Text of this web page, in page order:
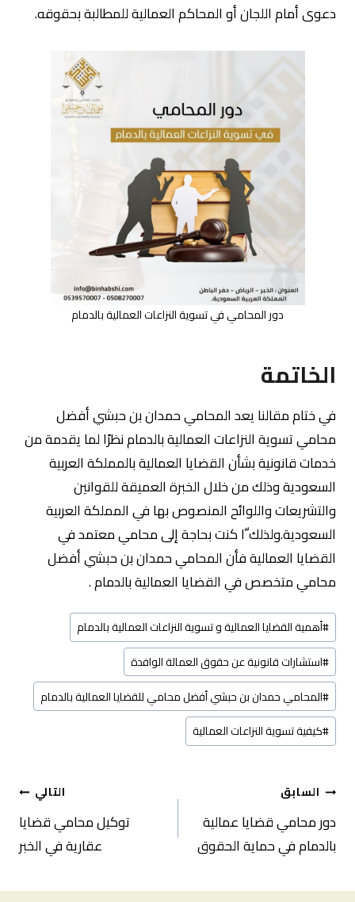
دعوى أمام اللجان أو المحاكم العمالية للمطالبة بحقوقه.
دور المحامي في تسوية النزاعات العمالية بالدمام
الخاتمة
في ختام مقالنا يعد المحامي حمدان بن حبشي أفضل
محامي تسوية النزاعات العمالية بالدمام نظرًا لما يقدمة من
خدمات قانونية بشأن القضايا العمالية بالمملكة العربية
السعودية وذلك من خلال الخبرة العميقة للقوانين
والتشريعات واللوائح المنصوص بها في المملكة العربية
السعودية.ولذلك ّا كنت بحاجة إلى محامي معتمد في
القضايا العمالية فأن المحامي حمدان بن حبشي أفضل
محامي متخصص في القضايا العمالية بالدمام .
وسوم
المقال:
#أهمية القضايا العمالية و تسوية النزاعات العمالية بالدمام
#استشارات قانونية عن حقوق العمالة الوافدة
#المحامي حمدان بن حبشي أفضل محامي للقضايا العمالية بالدمام
#كيفية تسوية النزاعات العمالية
تصفّح
المقالات
السابق
دور محامي قضايا عمالية
بالدمام في حماية الحقوق
التالي
توكيل محامي قضايا
عقارية في الخبر